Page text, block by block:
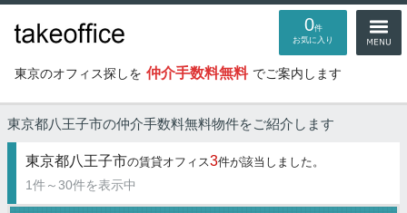
東京のオフィス探しを 仲介手数料無料 でご案内します
0件
お気に入り
東京都八王子市の仲介手数料無料物件をご紹介します
東京都八王子市の賃貸オフィス3件が該当しました。
1件～30件を表示中